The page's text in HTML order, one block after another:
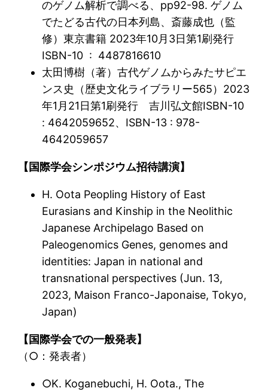
のゲノム解析で調べる、pp92-98. ゲノム
でたどる古代の日本列島、斎藤成也（監
修）東京書籍 2023年10月3日第1刷発行
ISBN-10 ‏ : ‎ 4487816610
太田博樹（著）古代ゲノムからみたサピエ
ンス史（歴史文化ライブラリー565）2023
年1月21日第1刷発行 吉川弘文館ISBN-10
: ‎4642059652、ISBN-13 ‏: ‎978-
4642059657
【国際学会シンポジウム招待講演】
H. Oota Peopling History of East
Eurasians and Kinship in the Neolithic
Japanese Archipelago Based on
Paleogenomics Genes, genomes and
identities: Japan in national and
transnational perspectives (Jun. 13,
2023, Maison Franco-Japonaise, Tokyo,
Japan)
【国際学会での一般発表】
（○：発表者）
○K. Koganebuchi, H. Oota., The